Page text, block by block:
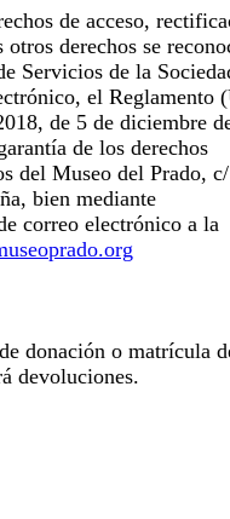
de acceso,
derechos se
Servicios de la
el Reglamento
de 5 de diciembre
de los derechos
del Museo del Prado,
bien mediante
correo electrónico a la
donación o matrícula
devoluciones.